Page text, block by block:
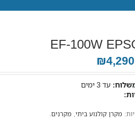
EF-100W
עד 3 ימים
מקרן קולנוע ביתי, מקרנים.